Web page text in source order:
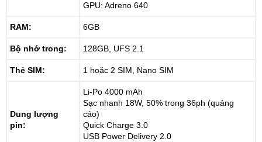
GPU: Adreno 640
RAM: 6GB
Bộ nhớ trong: 128GB, UFS 2.1
Thẻ SIM: 1 hoặc 2 SIM, Nano SIM
Dung lượng
pin:
Li-Po 4000 mAh
Sạc nhanh 18W, 50% trong 36ph (quảng
cáo)
Quick Charge 3.0
USB Power Delivery 2.0